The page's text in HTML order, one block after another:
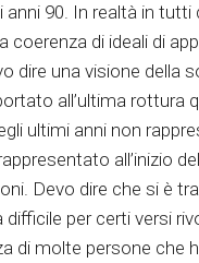
anni 90. In realtà in tutti
coerenza di ideali di
dire una visione della
all’ultima rottura
ultimi anni non
all’inizio
Devo dire che si è
per certi versi
di molte persone che